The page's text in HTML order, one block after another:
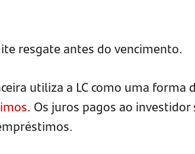
resgate antes do vencimento.
utiliza a LC como uma forma
. Os juros pagos ao investidor